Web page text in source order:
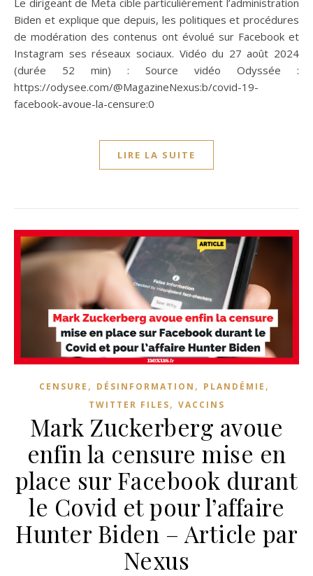
Le dirigeant de Meta cible particulièrement l’administration
Biden et explique que depuis, les politiques et procédures
de modération des contenus ont évolué sur Facebook et
Instagram ses réseaux sociaux. Vidéo du 27 août 2024
(durée 52 min) : Source vidéo Odyssée :
https://odysee.com/@MagazineNexus:b/covid-19-
facebook-avoue-la-censure:0
LIRE LA SUITE
CENSURE , DÉSINFORMATION , PLANDÉMIE ,
TWITTER FILES, VACCINS
Mark Zuckerberg avoue
enfin la censure mise en
place sur Facebook durant
le Covid et pour l’affaire
Hunter Biden – Article par
Nexus